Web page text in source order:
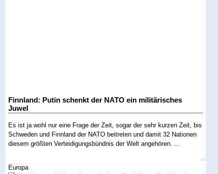
Finnland: Putin schenkt der NATO ein militärisches
Juwel
Es ist ja wohl nur eine Frage der Zeit, sogar der sehr kurzen Zeit, bis
Schweden und Finnland der NATO beitreten und damit 32 Nationen
diesem größten Verteidigungsbündnis der Welt angehören. ...
Europa